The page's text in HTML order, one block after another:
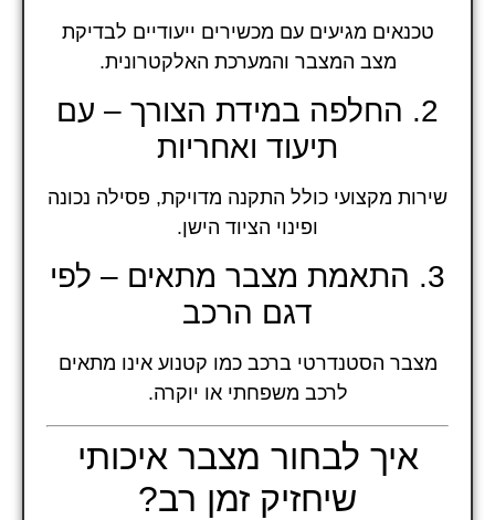
טכנאים מגיעים עם מכשירים ייעודיים לבדיקת
מצב המצבר והמערכת האלקטרונית.
2. החלפה במידת הצורך – עם
תיעוד ואחריות
שירות מקצועי כולל התקנה מדויקת, פסילה נכונה
ופינוי הציוד הישן.
3. התאמת מצבר מתאים – לפי
דגם הרכב
מצבר הסטנדרטי ברכב כמו קטנוע אינו מתאים
לרכב משפחתי או יוקרה.
איך לבחור מצבר איכותי
שיחזיק זמן רב?